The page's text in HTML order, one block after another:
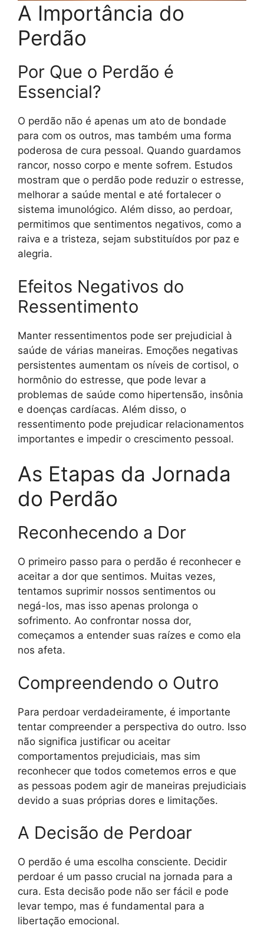
A Importância do
Perdão
Por Que o Perdão é
Essencial?
O perdão não é apenas um ato de bondade
para com os outros, mas também uma forma
poderosa de cura pessoal. Quando guardamos
rancor, nosso corpo e mente sofrem. Estudos
mostram que o perdão pode reduzir o estresse,
melhorar a saúde mental e até fortalecer o
sistema imunológico. Além disso, ao perdoar,
permitimos que sentimentos negativos, como a
raiva e a tristeza, sejam substituídos por paz e
alegria.
Efeitos Negativos do
Ressentimento
Manter ressentimentos pode ser prejudicial à
saúde de várias maneiras. Emoções negativas
persistentes aumentam os níveis de cortisol, o
hormônio do estresse, que pode levar a
problemas de saúde como hipertensão, insônia
e doenças cardíacas. Além disso, o
ressentimento pode prejudicar relacionamentos
importantes e impedir o crescimento pessoal.
As Etapas da Jornada
do Perdão
Reconhecendo a Dor
O primeiro passo para o perdão é reconhecer e
aceitar a dor que sentimos. Muitas vezes,
tentamos suprimir nossos sentimentos ou
negá-los, mas isso apenas prolonga o
sofrimento. Ao confrontar nossa dor,
começamos a entender suas raízes e como ela
nos afeta.
Compreendendo o Outro
Para perdoar verdadeiramente, é importante
tentar compreender a perspectiva do outro. Isso
não significa justificar ou aceitar
comportamentos prejudiciais, mas sim
reconhecer que todos cometemos erros e que
as pessoas podem agir de maneiras prejudiciais
devido a suas próprias dores e limitações.
A Decisão de Perdoar
O perdão é uma escolha consciente. Decidir
perdoar é um passo crucial na jornada para a
cura. Esta decisão pode não ser fácil e pode
levar tempo, mas é fundamental para a
libertação emocional.